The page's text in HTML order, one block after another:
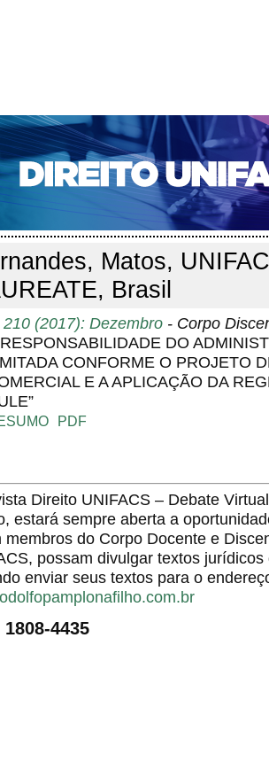
SOBRE ACESSO CADASTRO
EDIÇÕES DE Nº 1 A 100 WEBMAIL
> Perfil do autor
do autor
Matos,
Brasil
210 (2017): Dezembro - Corpo
DO
CONFORME O PROJETO
E A APLICAÇÃO DA
PDF
Direito UNIFACS – Debate
estará sempre aberta a
membros do Corpo Docente e
possam divulgar textos
enviar seus textos para o
1808-4435